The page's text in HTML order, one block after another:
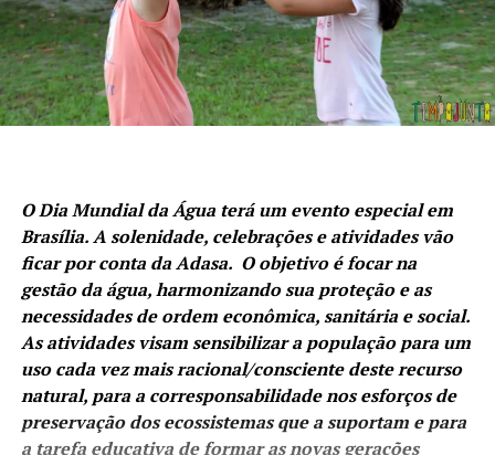
O Dia Mundial da Água terá um evento especial em
Brasília. A solenidade, celebrações e atividades vão
ficar por conta da Adasa. O objetivo é focar na
gestão da água, harmonizando sua proteção e as
necessidades de ordem econômica, sanitária e social.
As atividades visam sensibilizar a população para um
uso cada vez mais racional/consciente deste recurso
natural, para a corresponsabilidade nos esforços de
preservação dos ecossistemas que a suportam e para
a tarefa educativa de formar as novas gerações